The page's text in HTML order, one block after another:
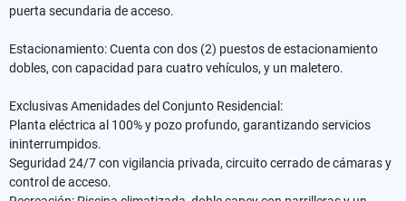
puerta secundaria de acceso.
Estacionamiento: Cuenta con dos (2) puestos de estacionamiento
dobles, con capacidad para cuatro vehículos, y un maletero.
Exclusivas Amenidades del Conjunto Residencial:
Planta eléctrica al 100% y pozo profundo, garantizando servicios
ininterrumpidos.
Seguridad 24/7 con vigilancia privada, circuito cerrado de cámaras y
control de acceso.